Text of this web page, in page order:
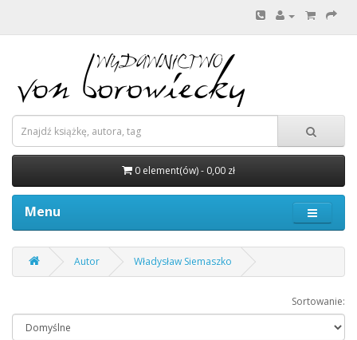
0 element(ów) - 0,00 zł
Menu
Autor Władysław Siemaszko
Sortowanie: